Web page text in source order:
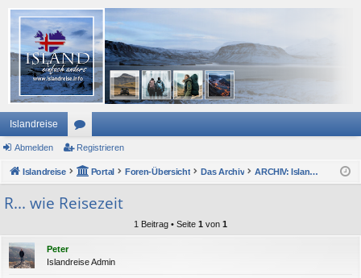
Islandreise
or
en
Abmelden Registrieren
Islandreise Portal Foren-Übersicht Das Archiv ARCHIV: Island FAQ
R... wie Reisezeit
1 Beitrag • Seite 1 von 1
Peter
Islandreise Admin